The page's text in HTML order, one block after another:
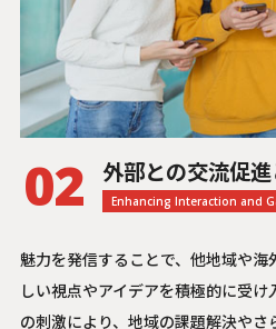
02 外部との交流促
Enhancing Interaction and
魅力を発信することで、他地域や
しい視点やアイデアを積極的に受
の刺激により、地域の課題解決やさ